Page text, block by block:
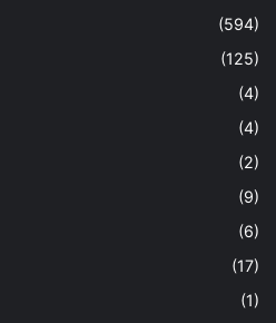
(594)
(125)
(4)
(4)
(2)
(9)
(6)
(17)
(1)